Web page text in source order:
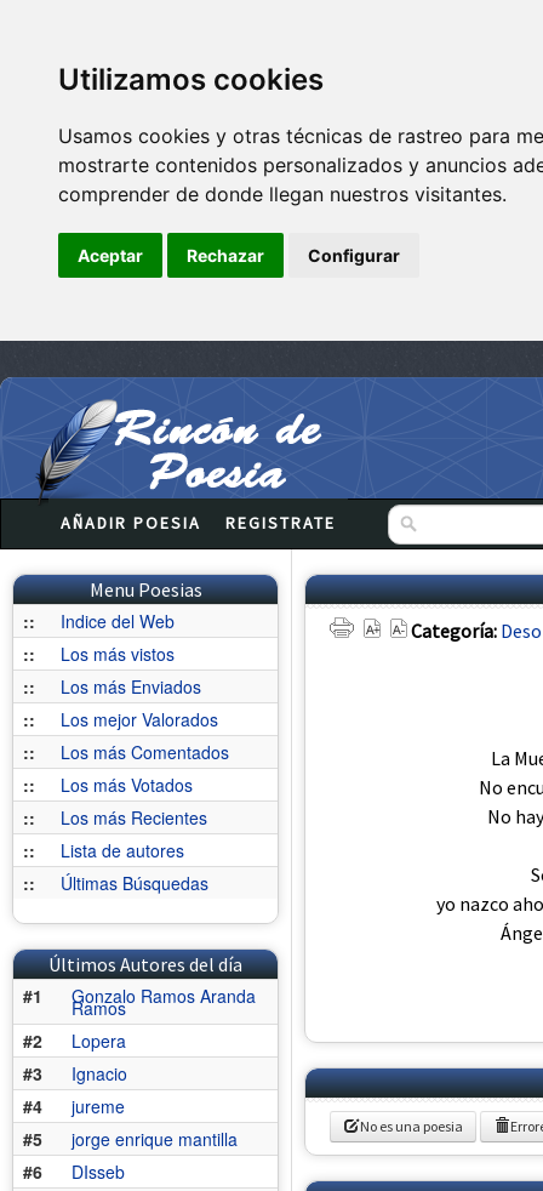
Utilizamos cookies
Usamos cookies y otras técnicas de rastreo para
mostrarte contenidos personalizados y anuncios
comprender de donde llegan nuestros visitantes.
Aceptar Rechazar Configurar
AÑADIR POESIA REGISTRATE
Menu Poesias
::
Indice del Web
::
Los más vistos
::
Los más Enviados
::
Los mejor Valorados
::
Los más Comentados
::
Los más Votados
::
Los más Recientes
::
Lista de autores
::
Últimas Búsquedas
Últimos Autores del día
#1
Gonzalo Ramos Aranda
Ramos
#2
Lopera
#3
Ignacio
#4
jureme
#5
jorge enrique mantilla
#6
DIsseb
Categoría:
La
No
No
yo nazco
No es una poesia